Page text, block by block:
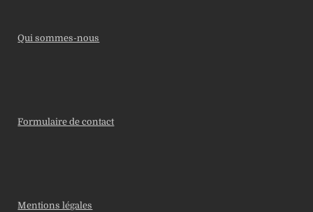
Qui sommes-nous
Formulaire de contact
Mentions légales